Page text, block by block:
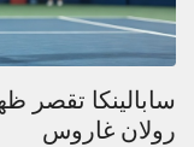
سابالينكا تقصر
رولان غاروس